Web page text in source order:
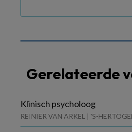
Gerelateerde
Klinisch psycholoog
REINIER VAN ARKEL | 'S-